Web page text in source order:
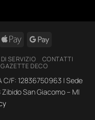
Apple
Google
SERVIZIO
CONTATTI
GAZETTE DECO
C/F: 12836750963 | Sede
San Giacomo – MI